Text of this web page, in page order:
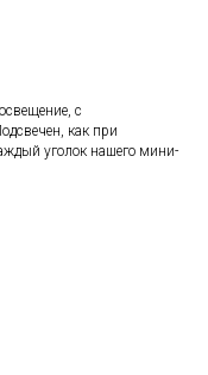
с
как при
уголок нашего мини-